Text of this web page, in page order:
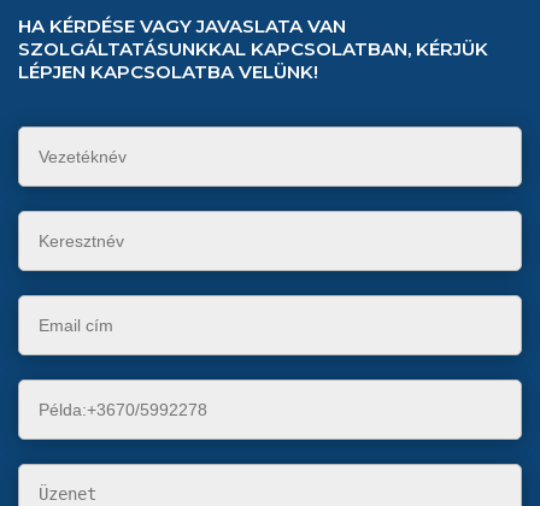
HA KÉRDÉSE VAGY JAVASLATA VAN
SZOLGÁLTATÁSUNKKAL KAPCSOLATBAN, KÉRJÜK
LÉPJEN KAPCSOLATBA VELÜNK!